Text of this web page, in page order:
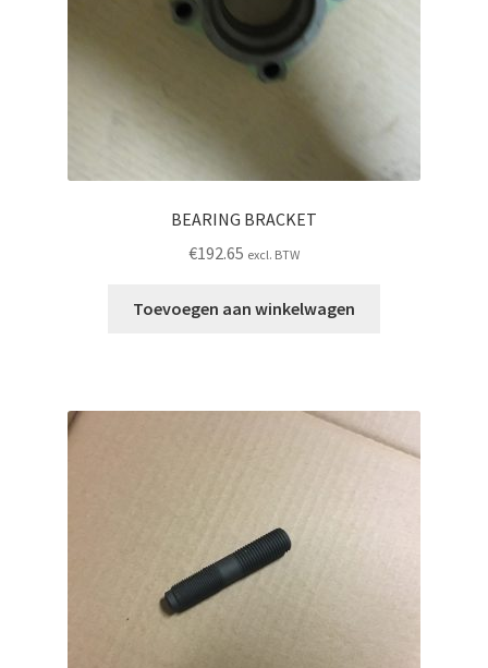
BEARING BRACKET
€192.65 excl. BTW
Toevoegen aan winkelwagen